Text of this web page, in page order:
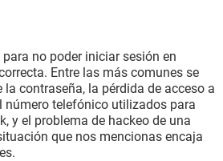
no poder iniciar sesión en
Entre las más comunes se
contraseña, la pérdida de acceso a
número telefónico utilizados para
y el problema de hackeo de una
que nos mencionas encaja